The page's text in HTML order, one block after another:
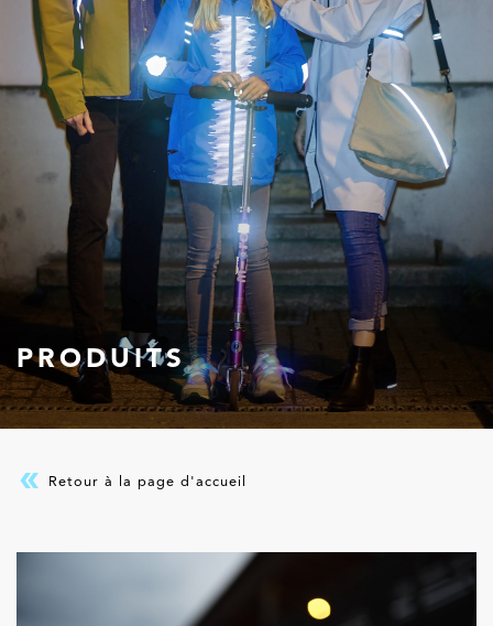
PRODUITS
Retour à la page d'accueil